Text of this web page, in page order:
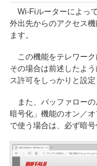
Wi-Fiルーターによっ
外出先からのアクセス
ます。
この機能をテレワーク
その場合は前述したよ
ス許可をしっかりと設
また、バッファローの
暗号化」機能のオン／
で使う場合は、必ず暗